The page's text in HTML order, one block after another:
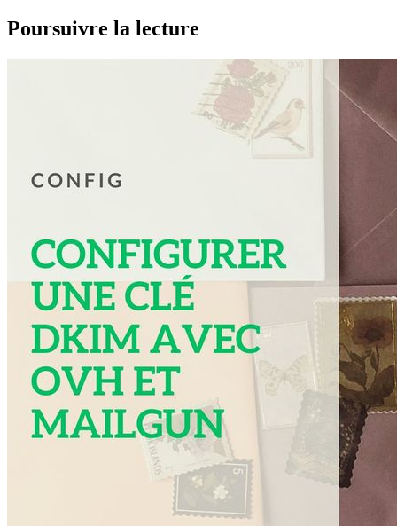
Poursuivre la lecture